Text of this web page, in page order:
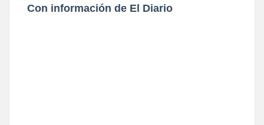
Con información de El Diario